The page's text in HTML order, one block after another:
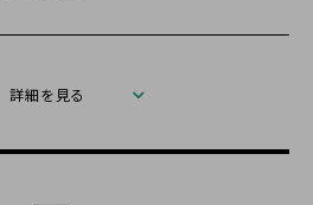
詳細を見る